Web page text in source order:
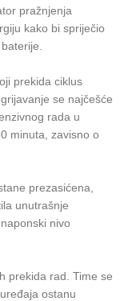
pražnjenja
kako bi spriječio
prekida ciklus
se najčešće
rada u
minuta, zavisno o
prezasićena,
unutrašnje
nivo
prekida rad. Time se
ostanu